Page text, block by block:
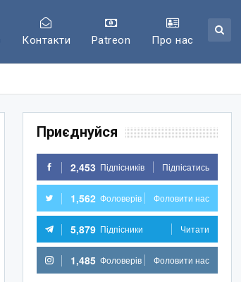
Контакти Patreon Про нас
Приєднуйся
2,453 Підпісників Підпісатись
1,562 Фоловерів Фоловити нас
5,879 Підпісники Читати
1,485 Фоловерів Фоловити нас